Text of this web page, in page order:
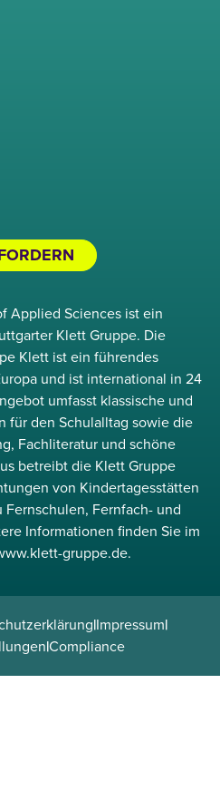
Applied Sciences ist ein
Klett Gruppe. Die
Klett ist ein führendes
und ist international in 24
umfasst klassische und
für den Schulalltag sowie die
Fachliteratur und schöne
betreibt die Klett Gruppe
von Kindertagesstätten
Fernfach- und
Informationen finden Sie im
gruppe.de.
|Impressum|
|Compliance